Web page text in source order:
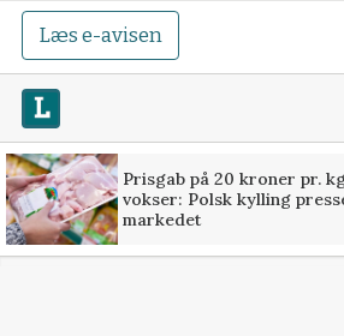
Læs e-avisen
Prisgab på 20 kroner pr.
vokser: Polsk kylling
markedet